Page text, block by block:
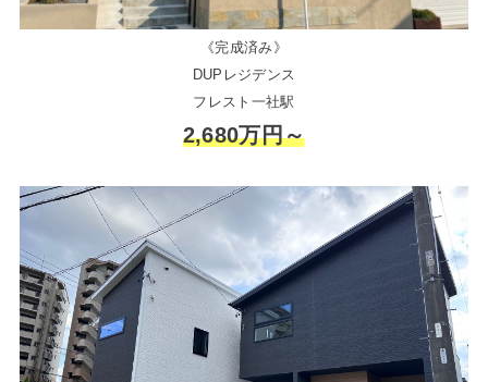
《完成済み》
DUPレジデンス
フレスト一社駅
2,680万円～